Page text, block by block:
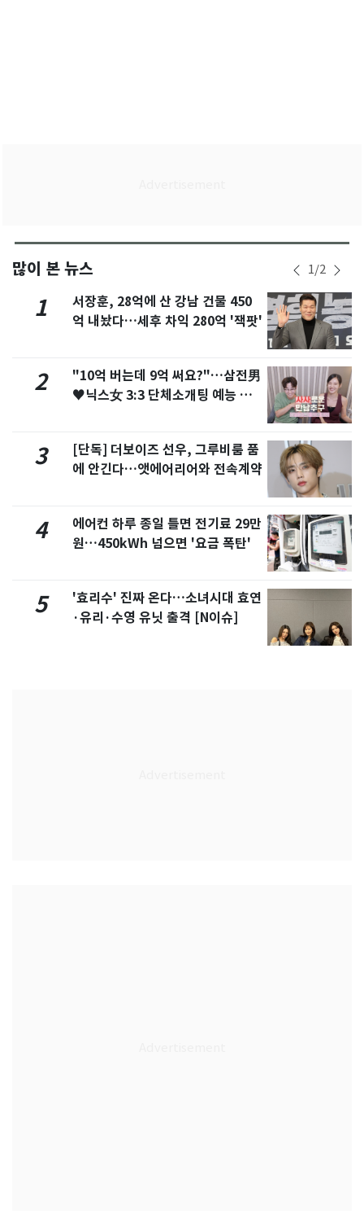
많이 본 뉴스 1/2
1
서장훈, 28억에 산 강남 건물 450
억 내놨다…세후 차익 280억 '잭팟'
2
"10억 버는데 9억 써요?"…삼전男
♥닉스女 3:3 단체소개팅 예능 화
3
[단독] 더보이즈 선우, 그루비룸 품
에 안긴다…앳에어리어와 전속계약
4
에어컨 하루 종일 틀면 전기료 29만
원…450kWh 넘으면 '요금 폭탄'
5
'효리수' 진짜 온다…소녀시대 효연
·유리·수영 유닛 출격 [N이슈]